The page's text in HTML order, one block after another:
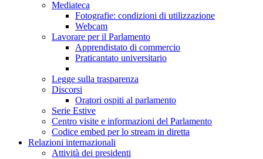
Mediateca
Fotografie: condizioni di utilizzazione
Webcam
Lavorare per il Parlamento
Apprendistato di commercio
Praticantato universitario
Legge sulla trasparenza
Discorsi
Oratori ospiti al parlamento
Serie Estive
Centro visite e informazioni del Parlamento
Codice embed per lo stream in diretta
Relazioni internazionali
Attività dei presidenti